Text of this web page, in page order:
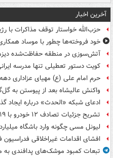
آخرین اخبار
حزب‌الله خواستار توقف مذاکرات با
خود فروخته‌ها چطور با موساد
آتش‌سوزی در منطقه حفاظت‌شده
کویت دستور تعطیلی تنها مدرسه
حرم امام علی (ع) مهیای عزاداری
واکنش عالیشاه بعد از پیوستن به
ادعای شبکه «الحدث» درباره ایجاد
تشریح جزئیات تصادف ۱۲ خودرو با ۱۹ مصدوم
لیونل مسی چگونه وارد باشگاه
افشای اقدامات غیراخلاقی فدراسیون
تبعات کمبود موشک‌های پدافندی به